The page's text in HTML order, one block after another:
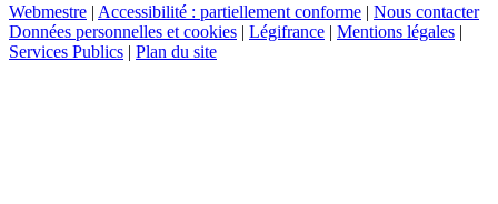
Webmestre | Accessibilité : partiellement conforme | Nous contacter
Données personnelles et cookies | Légifrance | Mentions légales |
Services Publics | Plan du site